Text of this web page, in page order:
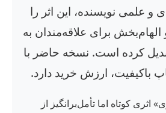
و علمی نویسنده، این اثر را
برای علاقه‌مندان به
کرده است. نسخه حاضر با
باکیفیت، ارزش خرید دارد.
اثری کوتاه اما تأمل‌برانگیز از